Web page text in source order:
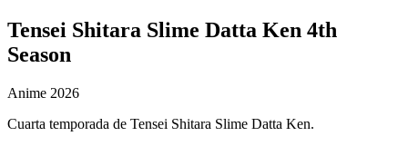
Tensei Shitara Slime Datta Ken 4th
Season
Anime 2026
Cuarta temporada de Tensei Shitara Slime Datta Ken.